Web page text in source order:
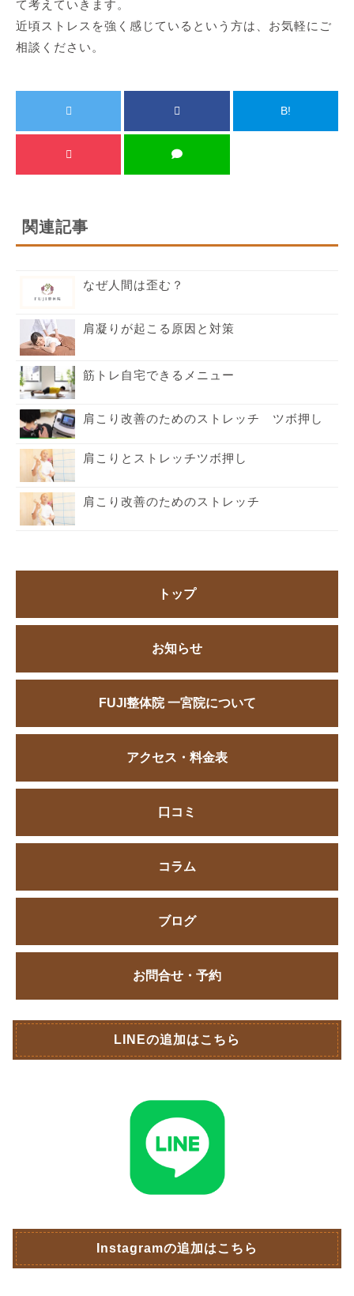
て考えていきます。
近頃ストレスを強く感じているという方は、お気軽にご
相談ください。
B!
関連記事
なぜ人間は歪む？
肩凝りが起こる原因と対策
筋トレ自宅できるメニュー
肩こり改善のためのストレッチ ツボ押し
肩こりとストレッチツボ押し
肩こり改善のためのストレッチ
トップ
お知らせ
FUJI整体院 一宮院について
アクセス・料金表
口コミ
コラム
ブログ
お問合せ・予約
LINEの追加はこちら
Instagramの追加はこちら